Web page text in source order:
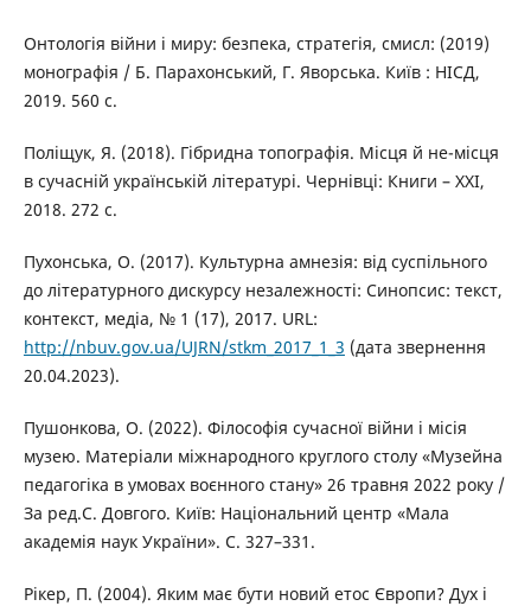
Онтологія війни і миру: безпека, стратегія, смисл: (2019)
монографія / Б. Парахонський, Г. Яворська. Київ : НІСД,
2019. 560 с.
Поліщук, Я. (2018). Гібридна топографія. Місця й не-місця
в сучасній українській літературі. Чернівці: Книги – ХХІ,
2018. 272 с.
Пухонська, О. (2017). Культурна амнезія: від суспільного
до літературного дискурсу незалежності: Синопсис: текст,
контекст, медіа, № 1 (17), 2017. URL:
http://nbuv.gov.ua/UJRN/stkm_2017_1_3 (дата звернення
20.04.2023).
Пушонкова, О. (2022). Філософія сучасної війни і місія
музею. Матеріали міжнародного круглого столу «Музейна
педагогіка в умовах воєнного стану» 26 травня 2022 року /
За ред.С. Довгого. Київ: Національний центр «Мала
академія наук України». С. 327–331.
Рікер, П. (2004). Яким має бути новий етос Європи? Дух і